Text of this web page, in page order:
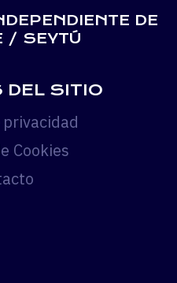
DE
/ SEYTÚ
DEL SITIO
Cookies